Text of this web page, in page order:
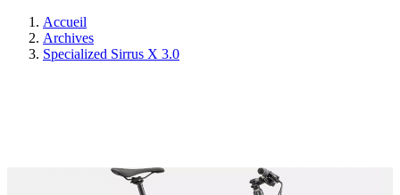
Accueil
Archives
Specialized Sirrus X 3.0